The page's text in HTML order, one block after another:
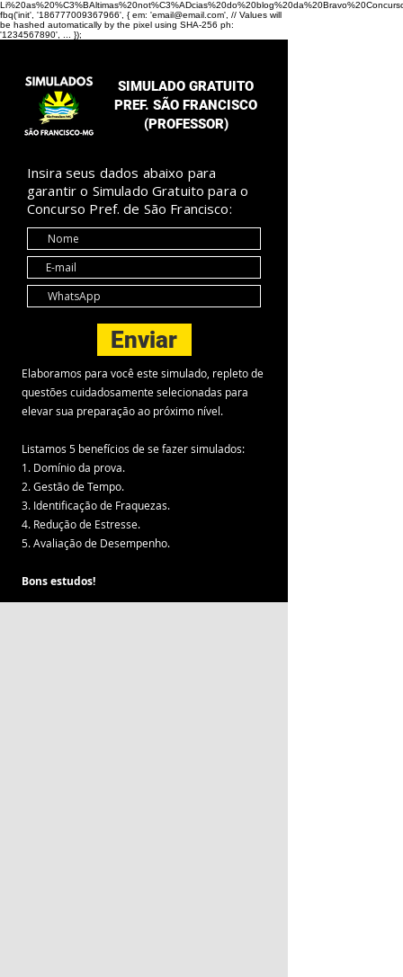
fbq('init', '186777009367966', { em: 'email@email.com', // Values will
be hashed automatically by the pixel using SHA-256 ph:
'1234567890', ... });
SIMULADO GRATUITO
PREF. SÃO FRANCISCO
(PROFESSOR)
Insira seus dados abaixo para
garantir o Simulado Gratuito para o
Concurso Pref. de São Francisco:
Elaboramos para você este simulado, repleto de
questões cuidadosamente selecionadas para
elevar sua preparação ao próximo nível.
Listamos 5 benefícios de se fazer simulados:
1. Domínio da prova.
2. Gestão de Tempo.
3. Identificação de Fraquezas.
4. Redução de Estresse.
5. Avaliação de Desempenho.
Bons estudos!
Enviar